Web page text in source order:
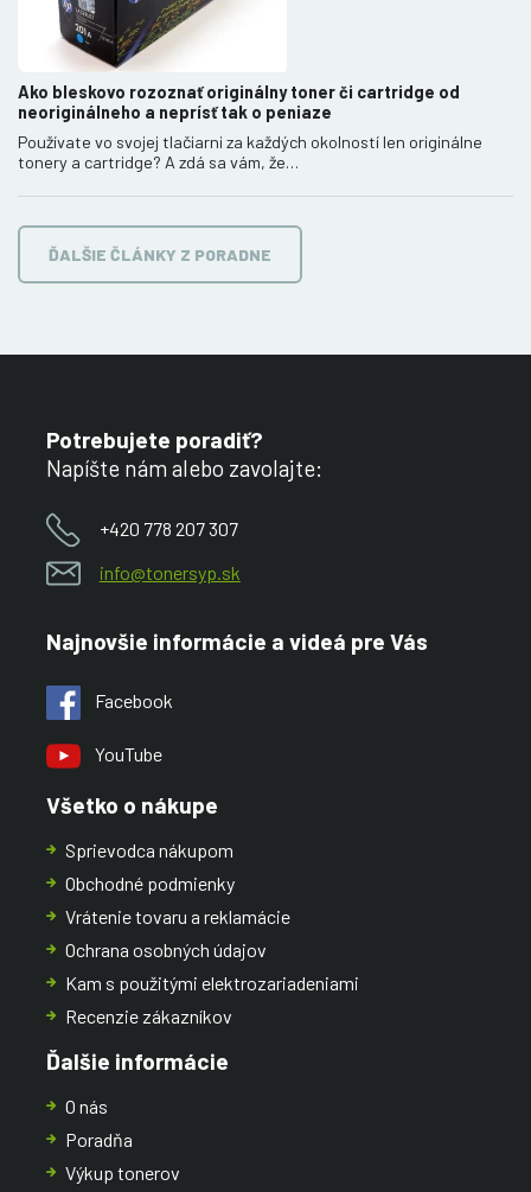
Ako bleskovo rozoznať originálny toner či cartridge od
neoriginálneho a neprísť tak o peniaze
Používate vo svojej tlačiarni za každých okolností len originálne
tonery a cartridge? A zdá sa vám, že…
ĎALŠIE ČLÁNKY Z PORADNE
Potrebujete poradiť?
Napíšte nám alebo zavolajte:
+420 778 207 307
info@tonersyp.sk
Najnovšie informácie a videá pre Vás
Facebook
YouTube
Všetko o nákupe
Sprievodca nákupom
Obchodné podmienky
Vrátenie tovaru a reklamácie
Ochrana osobných údajov
Kam s použitými elektrozariadeniami
Recenzie zákazníkov
Ďalšie informácie
O nás
Poradňa
Výkup tonerov